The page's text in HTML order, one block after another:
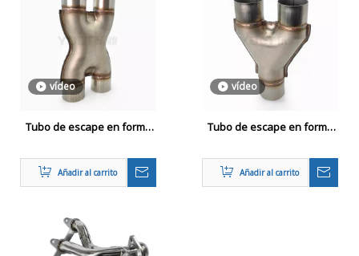
vídeo
Tubo de escape en forma
Añadir al carrito
vídeo
Tubo de escape en forma
Añadir al carrito